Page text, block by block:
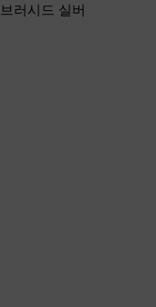
브러시드 실버